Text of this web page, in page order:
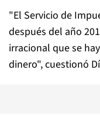
"El Servicio de
después del año
irracional que se
dinero", cuestionó